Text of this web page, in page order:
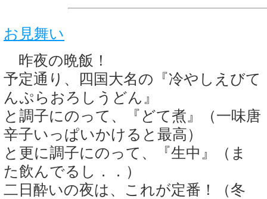
お見舞い
昨夜の晩飯！
予定通り、四国大名の『冷やしえびて
んぷらおろしうどん』
と調子にのって、『どて煮』（一味唐
辛子いっぱいかけると最高）
と更に調子にのって、『生中』（ま
た飲んでるし．．）
二日酔いの夜は、これが定番！（冬